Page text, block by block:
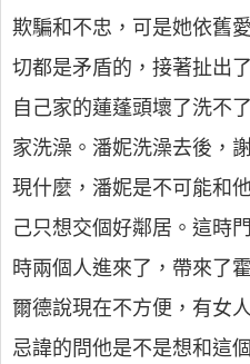
欺騙和不忠，可是她依舊
切都是矛盾的，接著扯出
自己家的蓮蓬頭壞了洗不
家洗澡。潘妮洗澡去後，
現什麼，潘妮是不可能和
己只想交個好鄰居。這時
時兩個人進來了，帶來了
爾德說現在不方便，有女
忌諱的問他是不是想和這